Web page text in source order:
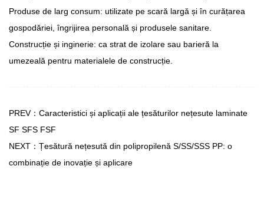
Produse de larg consum: utilizate pe scară largă și în curățarea
gospodăriei, îngrijirea personală și produsele sanitare.
Construcție și inginerie: ca strat de izolare sau barieră la
umezeală pentru materialele de construcție.
PREV：Caracteristici și aplicații ale țesăturilor nețesute laminate
SF SFS FSF
NEXT：Țesătură nețesută din polipropilenă S/SS/SSS PP: o
combinație de inovație și aplicare